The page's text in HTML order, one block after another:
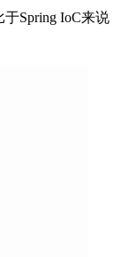
Spring IoC来说